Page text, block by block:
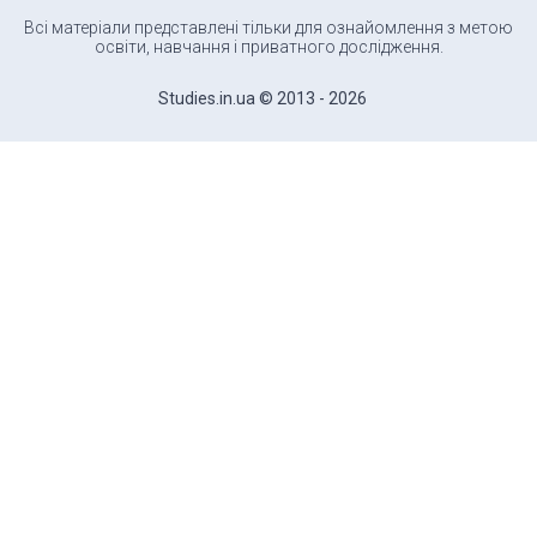
Studies.in.ua © 2013 - 2026
Всі матеріали представлені тільки для ознайомлення з метою
освіти, навчання і приватного дослідження.